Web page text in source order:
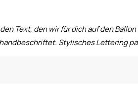
Text, den wir für dich auf den
Stylisches Lettering